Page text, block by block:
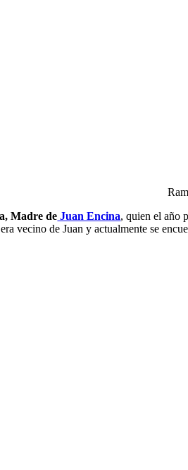
Madre de Juan Encina, quien el año
vecino de Juan y actualmente se